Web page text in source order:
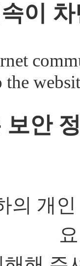
이
the
보안
의 개